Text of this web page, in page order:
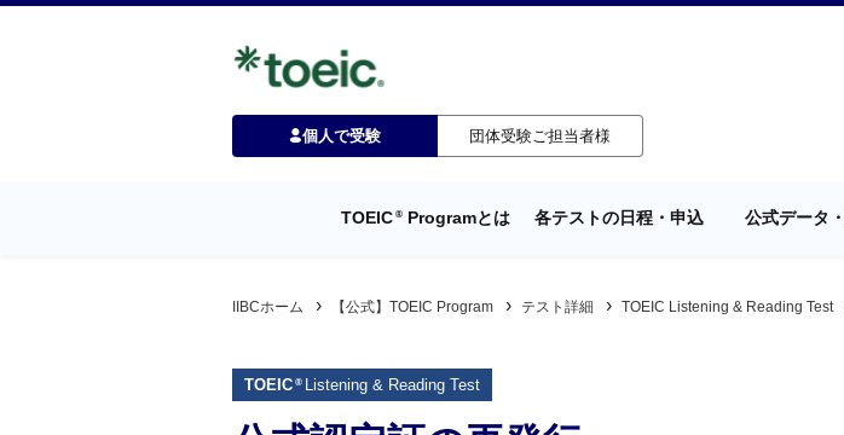
個人で受験 団体受験ご担当者様
TOEIC ® Programとは 各テストの日程・申込 公式データ
IIBCホーム 【公式】TOEIC Program テスト詳細 TOEIC Listening & Reading Test
TOEIC ® Listening & Reading Test